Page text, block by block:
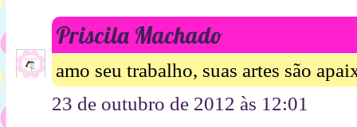
Priscila Machado
amo seu trabalho, suas artes são
23 de outubro de 2012 às 12:01